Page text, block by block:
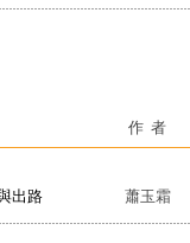
作 者
出路 蕭玉霜